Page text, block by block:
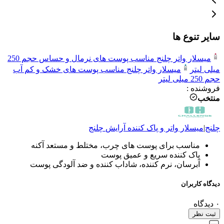
سایر تنوع ها
میسلار واتر چلنج مناسب پوست های نرمال و حساس حجم 250
میلی لیتر
میسلار واتر چلنج مناسب پوست های خشک و کم آب
حجم 250 میلی لیتر
فروشنده :
منتخب
چلنج|میسلار واتر و پاک کننده آرایش چلنج
مناسب برای پوست های چرب، مختلط و مستعد آکنه
پاک کننده سریع و عمیق پوست
آبرسان، نرم کننده، شاداب کننده و ضد آلودگی پوست
دیدگاه کاربران
۰ دیدگاه
ثبت نظر